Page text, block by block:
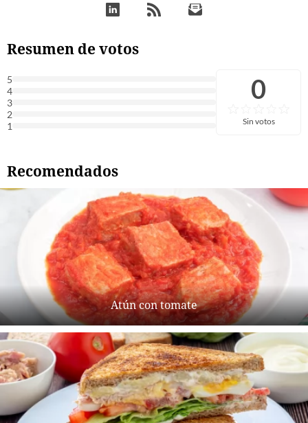
Resumen de votos
5
4
3
2
1
0
Sin votos
Recomendados
Atún con tomate